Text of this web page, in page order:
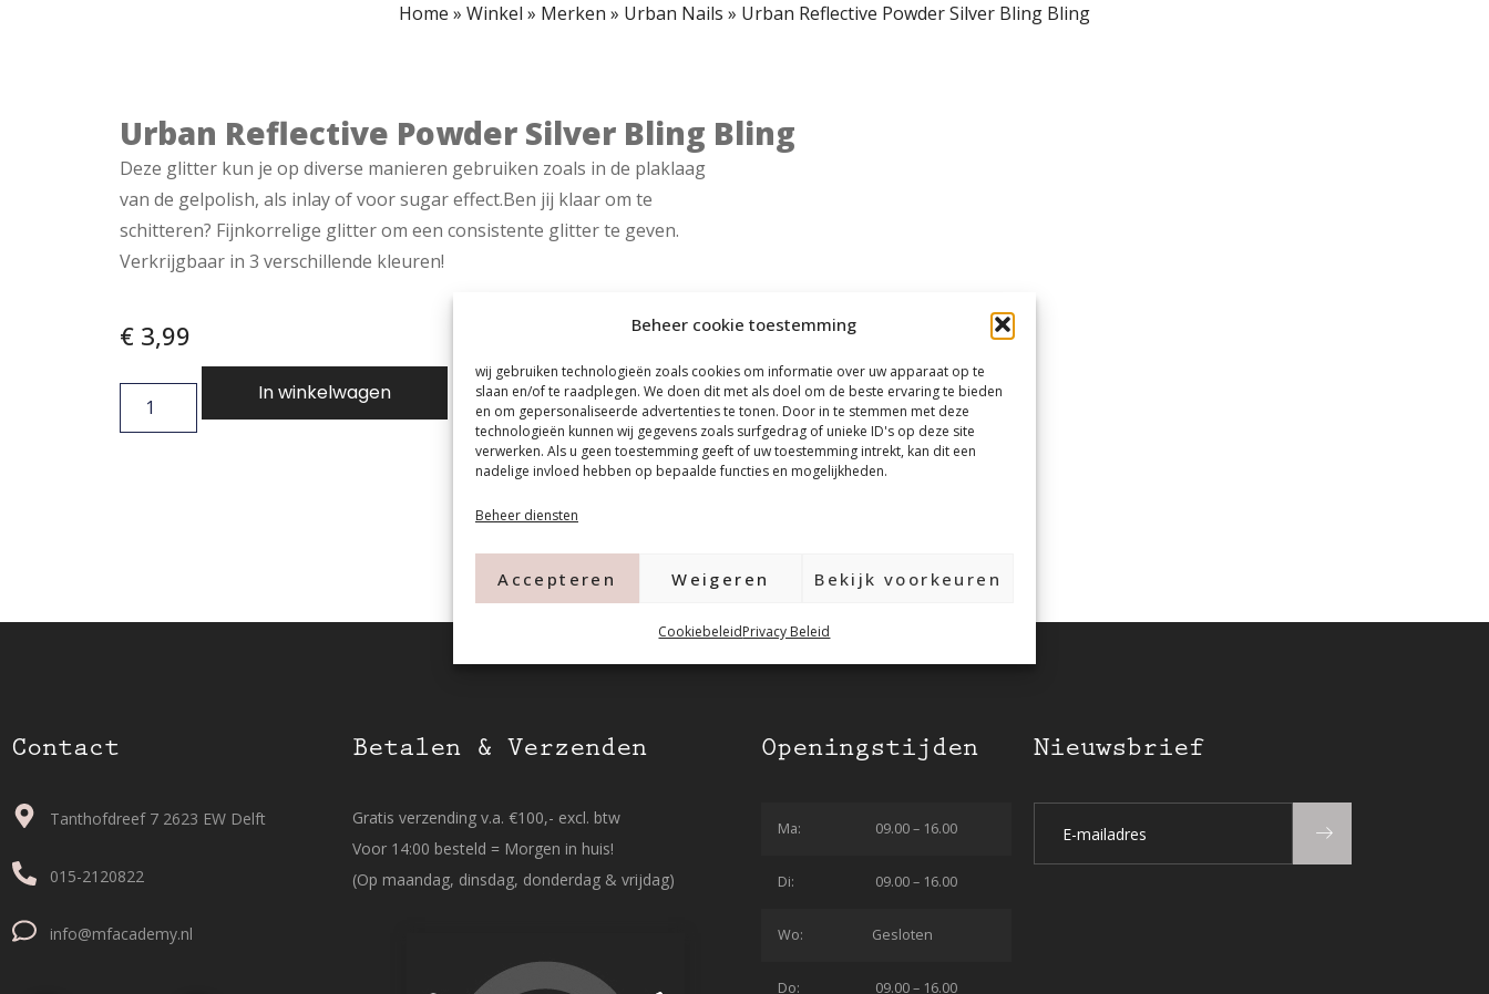
Beheer cookie toestemming
wij gebruiken technologieën zoals cookies om informatie over uw apparaat op te
slaan en/of te raadplegen. We doen dit met als doel om de beste ervaring te bieden
en om gepersonaliseerde advertenties te tonen. Door in te stemmen met deze
technologieën kunnen wij gegevens zoals surfgedrag of unieke ID's op deze site
verwerken. Als u geen toestemming geeft of uw toestemming intrekt, kan dit een
nadelige invloed hebben op bepaalde functies en mogelijkheden.
Beheer diensten
Accepteren Weigeren Bekijk voorkeuren
CookiebeleidPrivacy Beleid
Home » Winkel » Merken » Urban Nails » Urban Reflective Powder Silver Bling Bling
Urban Reflective Powder Silver Bling Bling
Deze glitter kun je op diverse manieren gebruiken zoals in de plaklaag
van de gelpolish, als inlay of voor sugar effect.Ben jij klaar om te
schitteren? Fijnkorrelige glitter om een consistente glitter te geven.
Verkrijgbaar in 3 verschillende kleuren!
€3,99
In winkelwagen
Contact
Tanthofdreef 7 2623 EW Delft
015-2120822
info@mfacademy.nl
Betalen & Verzenden
Gratis verzending v.a. €100,- excl. btw
Voor 14:00 besteld = Morgen in huis!
(Op maandag, dinsdag, donderdag & vrijdag)
Openingstijden
Ma: 09.00 – 16.00
Di: 09.00 – 16.00
Wo: Gesloten
Do: 09.00 – 16.00
Nieuwsbrief